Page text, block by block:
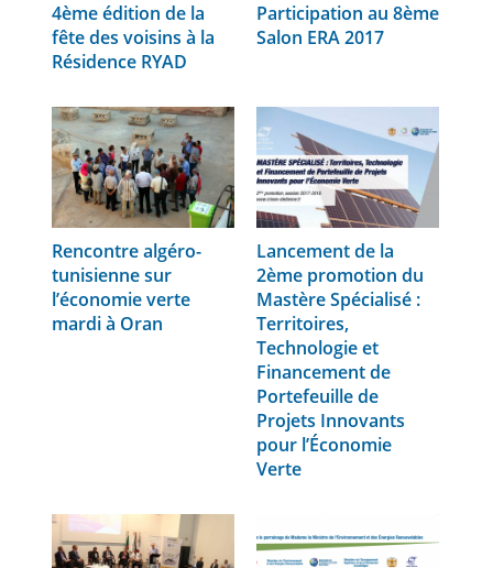
4ème édition de la
fête des voisins à la
Résidence RYAD
Participation au 8ème
Salon ERA 2017
Rencontre algéro-
tunisienne sur
l’économie verte
mardi à Oran
Lancement de la
2ème promotion du
Mastère Spécialisé :
Territoires,
Technologie et
Financement de
Portefeuille de
Projets Innovants
pour l’Économie
Verte